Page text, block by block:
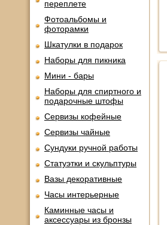
переплете
Фотоальбомы и
фоторамки
Шкатулки в подарок
Наборы для пикника
Мини - бары
Наборы для спиртного и
подарочные штофы
Сервизы кофейные
Сервизы чайные
Сундуки ручной работы
Статуэтки и скульптуры
Вазы декоративные
Часы интерьерные
Каминные часы и
аксессуары из бронзы